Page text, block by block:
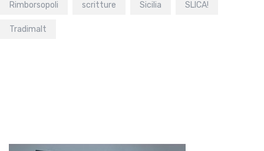
Rimborsopoli scritture Sicilia SLICA!
Tradimalt